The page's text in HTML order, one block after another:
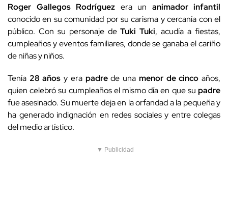
Roger Gallegos Rodríguez era un animador infantil
conocido en su comunidad por su carisma y cercanía con el
público. Con su personaje deTuki Tuki, acudía a fiestas,
cumpleaños y eventos familiares, donde se ganaba el cariño
de niñas y niños.
Tenía 28 años y era padrede una menor de cinco años,
quien celebró su cumpleaños el mismo día en que su padre
fue asesinado. Su muerte deja en la orfandad a la pequeña y
ha generado indignación en redes sociales y entre colegas
del medio artístico.
▼ Publicidad